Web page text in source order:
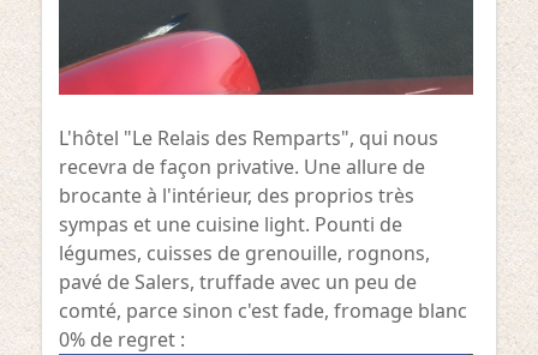
L'hôtel "Le Relais des Remparts", qui nous
recevra de façon privative. Une allure de
brocante à l'intérieur, des proprios très
sympas et une cuisine light. Pounti de
légumes, cuisses de grenouille, rognons,
pavé de Salers, truffade avec un peu de
comté, parce sinon c'est fade, fromage blanc
0% de regret :